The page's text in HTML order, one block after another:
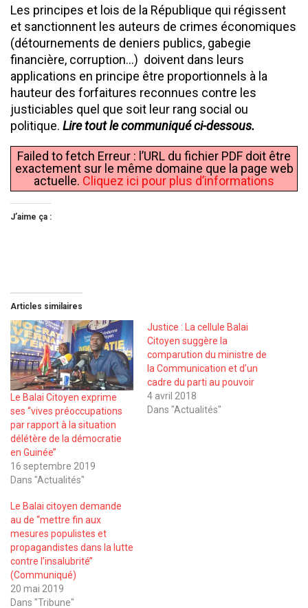
Les principes et lois de la République qui régissent
et sanctionnent les auteurs de crimes économiques
(détournements de deniers publics, gabegie
financière, corruption…) doivent dans leurs
applications en principe être proportionnels à la
hauteur des forfaitures reconnues contre les
justiciables quel que soit leur rang social ou
politique. Lire tout le communiqué ci-dessous.
Failed to fetch Erreur : l’URL du fichier PDF doit être
exactement sur le même domaine que la page web
actuelle. Cliquez ici pour plus d’informations
J’aime ça :
Articles similaires
Le Balai Citoyen exprime
ses ‘‘vives préoccupations
par rapport à la situation
délétère de la démocratie
en Guinée’’
16 septembre 2019
Dans "Actualités"
Justice : La cellule Balai
Citoyen suggère la
comparution du ministre de
la Communication et d’un
cadre du parti au pouvoir
4 avril 2018
Dans "Actualités"
Le Balai citoyen demande
au de ‘‘mettre fin aux
mesures populistes et
propagandistes dans la lutte
contre l’insalubrité’’
(Communiqué)
20 mai 2019
Dans "Tribune"